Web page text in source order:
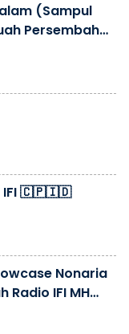
(Sampul
Persembahan
IFI 🇨🇵🇮🇩
Nonaria
Radio IFI MH